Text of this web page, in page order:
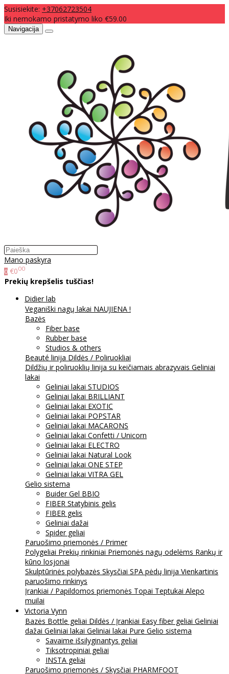
Susisiekite: +37062723504
Iki nemokamo pristatymo liko €59.00
Navigacija
Mano paskyra
0 €000
Prekių krepšelis tuščias!
Didier lab
Veganiški nagų lakai NAUJIENA !
Bazės
Fiber base
Rubber base
Studios & others
Beauté linija Dildės / Poliruokliai
Dildžių ir poliruoklių linija su keičiamais abrazyvais Geliniai
lakai
Geliniai lakai STUDIOS
Geliniai lakai BRILLIANT
Geliniai lakai EXOTIC
Geliniai lakai POPSTAR
Geliniai lakai MACARONS
Geliniai lakai Confetti / Unicorn
Geliniai lakai ELECTRO
Geliniai lakai Natural Look
Geliniai lakai ONE STEP
Geliniai lakai VITRA GEL
Gelio sistema
Buider Gel BBIO
FIBER Statybinis gelis
FIBER gelis
Geliniai dažai
Spider geliai
Paruošimo priemonės / Primer
Polygeliai Prekių rinkiniai Priemonės nagų odelėms Rankų ir
kūno losjonai
Skulptūrinės polybazės Skysčiai SPA pėdų linija Vienkartinis
paruošimo rinkinys
Įrankiai / Papildomos priemonės Topai Teptukai Alepo
muilai
Victoria Vynn
Bazės Bottle geliai Dildės / Įrankiai Easy fiber geliai Geliniai
dažai Geliniai lakai Geliniai lakai Pure Gelio sistema
Savaime išsilyginantys geliai
Tiksotropiniai geliai
INSTA geliai
Paruošimo priemonės / Skysčiai PHARMFOOT